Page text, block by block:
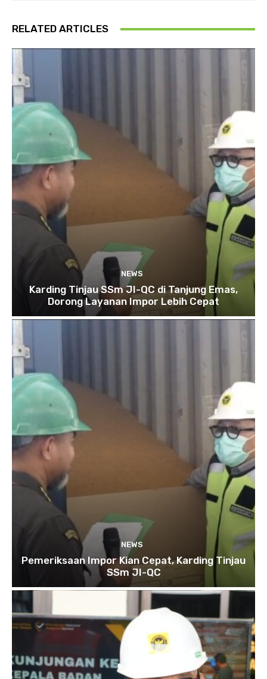
RELATED ARTICLES
NEWS
Karding Tinjau SSm JI-QC di Tanjung Emas,
Dorong Layanan Impor Lebih Cepat
NEWS
Pemeriksaan Impor Kian Cepat, Karding Tinjau
SSm JI-QC